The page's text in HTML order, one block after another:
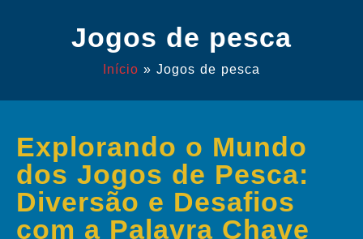
Jogos de pesca
Início » Jogos de pesca
Explorando o Mundo
dos Jogos de Pesca:
Diversão e Desafios
com a Palavra Chave